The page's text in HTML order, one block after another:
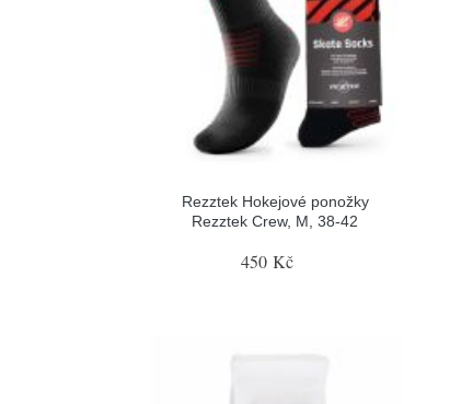
Rezztek Hokejové ponožky
Rezztek Crew, M, 38-42
450 Kč